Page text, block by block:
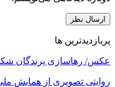
پربازدیدترین ها
عکس/ رهاسازی پرندگان
روایتی تصویری از همایش